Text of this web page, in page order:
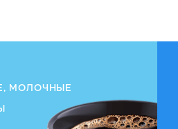
МОЛОЧНЫЕ